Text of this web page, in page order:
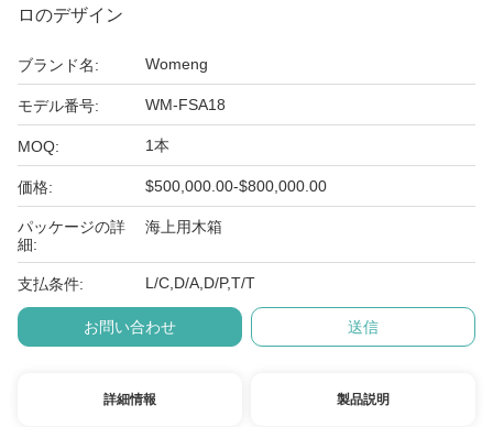
ロのデザイン
ブランド名: Womeng
モデル番号: WM-FSA18
MOQ: 1本
価格: $500,000.00-$800,000.00
パッケージの詳
細:
海上用木箱
支払条件: L/C,D/A,D/P,T/T
お問い合わせ 送信
詳細情報 製品説明